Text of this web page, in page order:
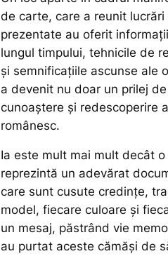
de carte, care a reunit
prezentate au oferit
lungul timpului, tehnicile de
și semnificațiile ascunse ale
a devenit nu doar un prilej
cunoaștere și redescoperire
românesc.
Ia este mult mai mult decât
reprezintă un adevărat
care sunt cusute credințe,
model, fiecare culoare și
un mesaj, păstrând vie
au purtat aceste cămăși de